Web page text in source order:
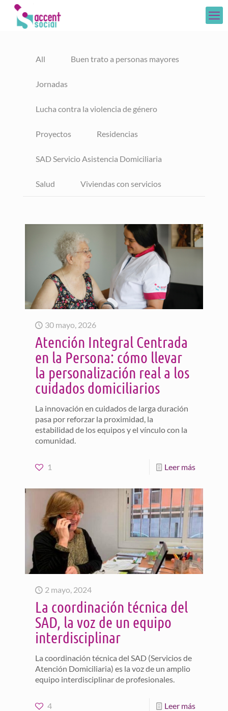
All Buen trato a personas mayores
Jornadas
Lucha contra la violencia de género
Proyectos Residencias
SAD Servicio Asistencia Domiciliaria
Salud Viviendas con servicios
30 mayo, 2026
Atención Integral Centrada
en la Persona: cómo llevar
la personalización real a los
cuidados domiciliarios
La innovación en cuidados de larga duración
pasa por reforzar la proximidad, la
estabilidad de los equipos y el vínculo con la
comunidad.
1 Leer más
2 mayo, 2024
La coordinación técnica del
SAD, la voz de un equipo
interdisciplinar
La coordinación técnica del SAD (Servicios de
Atención Domiciliaria) es la voz de un amplio
equipo interdisciplinar de profesionales.
4 Leer más